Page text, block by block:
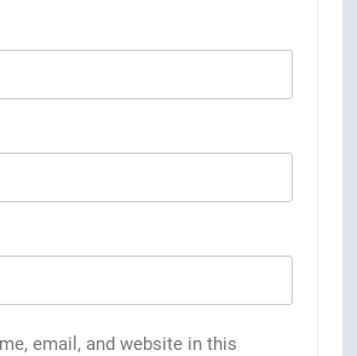
email, and website in this